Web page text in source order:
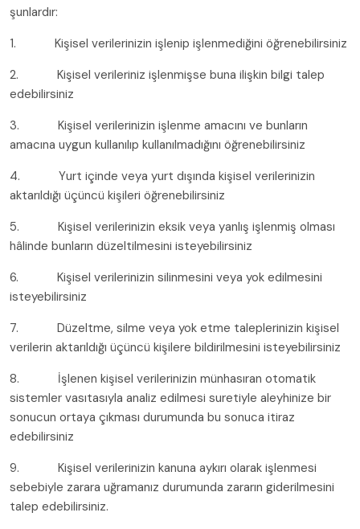
şunlardır:
1. Kişisel verilerinizin işlenip işlenmediğini öğrenebilirsiniz
2. Kişisel verileriniz işlenmişse buna ilişkin bilgi talep
edebilirsiniz
3. Kişisel verilerinizin işlenme amacını ve bunların
amacına uygun kullanılıp kullanılmadığını öğrenebilirsiniz
4. Yurt içinde veya yurt dışında kişisel verilerinizin
aktarıldığı üçüncü kişileri öğrenebilirsiniz
5. Kişisel verilerinizin eksik veya yanlış işlenmiş olması
hâlinde bunların düzeltilmesini isteyebilirsiniz
6. Kişisel verilerinizin silinmesini veya yok edilmesini
isteyebilirsiniz
7. Düzeltme, silme veya yok etme taleplerinizin kişisel
verilerin aktarıldığı üçüncü kişilere bildirilmesini isteyebilirsiniz
8. İşlenen kişisel verilerinizin münhasıran otomatik
sistemler vasıtasıyla analiz edilmesi suretiyle aleyhinize bir
sonucun ortaya çıkması durumunda bu sonuca itiraz
edebilirsiniz
9. Kişisel verilerinizin kanuna aykırı olarak işlenmesi
sebebiyle zarara uğramanız durumunda zararın giderilmesini
talep edebilirsiniz.